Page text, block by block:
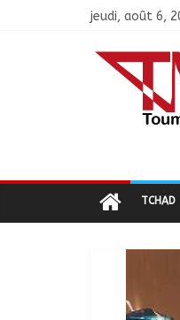
jeudi, août 6,
TCHAD